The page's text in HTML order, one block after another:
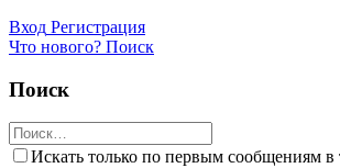
Вход Регистрация
Что нового? Поиск
Поиск
Искать только по первым сообщениям в